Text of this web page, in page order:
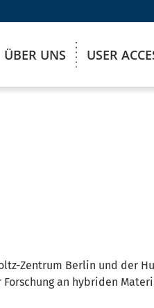
ÜBER UNS USER
Zentrum Berlin und der
Forschung an hybriden